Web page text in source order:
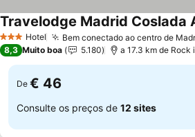
3 EstrelasHotel Bem conectado ao centro de
Travelodge Madrid Coslada
8,3 Muito boa 5.180 a 17.3 km de Rock
De € 46
Consulte os preços de 12 sites